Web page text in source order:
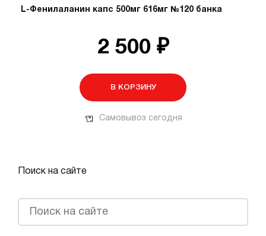
L-Фенилаланин капс 500мг 616мг №120 банка
2 500 ₽
В КОРЗИНУ
Самовывоз сегодня
Поиск на сайте